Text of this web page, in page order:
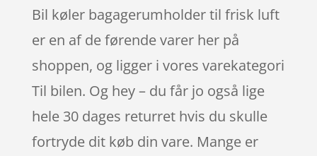
Bil køler bagagerumholder til frisk luft
er en af de førende varer her på
shoppen, og ligger i vores varekategori
Til bilen. Og hey – du får jo også lige
hele 30 dages returret hvis du skulle
fortryde dit køb din vare. Mange er